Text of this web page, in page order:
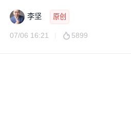
李坚 原创
07/06 16:21 5899